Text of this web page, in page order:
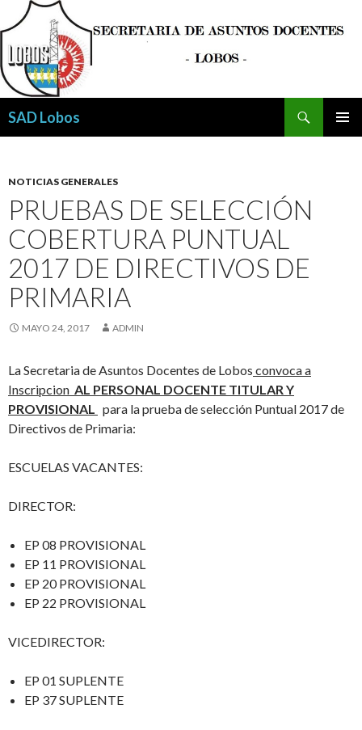
SAD Lobos
NOTICIAS GENERALES
PRUEBAS DE SELECCIÓN
COBERTURA PUNTUAL
2017 DE DIRECTIVOS DE
PRIMARIA
MAYO 24, 2017 ADMIN
La Secretaria de Asuntos Docentes de Lobos convoca a
Inscripcion AL PERSONAL DOCENTE TITULAR Y
PROVISIONAL para la prueba de selección Puntual 2017 de
Directivos de Primaria:
ESCUELAS VACANTES:
DIRECTOR:
EP 08 PROVISIONAL
EP 11 PROVISIONAL
EP 20 PROVISIONAL
EP 22 PROVISIONAL
VICEDIRECTOR:
EP 01 SUPLENTE
EP 37 SUPLENTE